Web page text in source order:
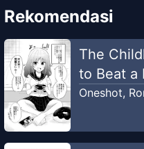
Rekomendasi
The
to Beat a
Oneshot,